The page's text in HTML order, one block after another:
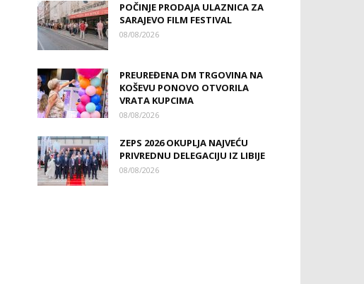
POČINJE PRODAJA ULAZNICA ZA
SARAJEVO FILM FESTIVAL
08/08/2026
PREUREĐENA DM TRGOVINA NA
KOŠEVU PONOVO OTVORILA
VRATA KUPCIMA
08/08/2026
ZEPS 2026 OKUPLJA NAJVEĆU
PRIVREDNU DELEGACIJU IZ LIBIJE
08/08/2026